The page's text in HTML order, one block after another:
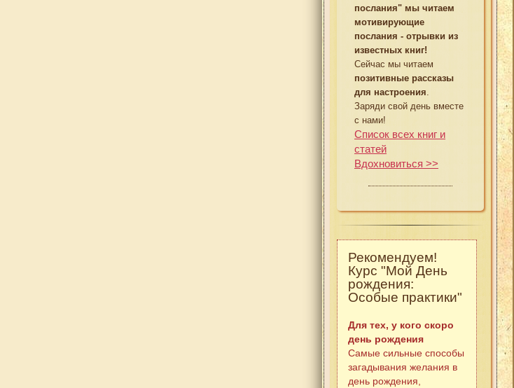
послания" мы читаем
мотивирующие
послания - отрывки из
известных книг!
Сейчас мы читаем
позитивные рассказы
для настроения
Заряди свой день вместе
с нами!
Список всех книг и
статей
Вдохновиться >>
Рекомендуем!
Курс "Мой День
рождения:
Особые практики"
Для тех, у кого скоро
день рождения
Самые сильные способы
загадывания желания в
день рождения,